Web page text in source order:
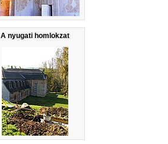
A nyugati homlokzat